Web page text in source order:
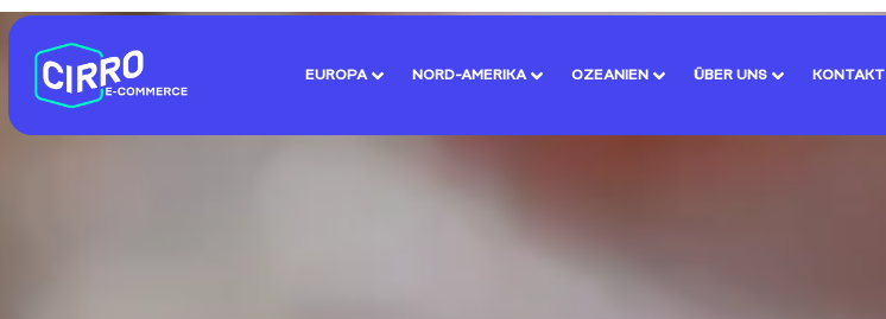
EUROPA NORD-AMERIKA OZEANIEN ÜBER UNS KONTAKT